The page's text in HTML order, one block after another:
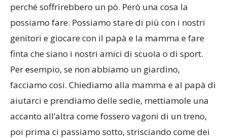
perché soffrirebbero un pò. Però una cosa la
possiamo fare. Possiamo stare di più con i nostri
genitori e giocare con il papà e la mamma e fare
finta che siano i nostri amici di scuola o di sport.
Per esempio, se non abbiamo un giardino,
facciamo cosi. Chiediamo alla mamma e al papà di
aiutarci e prendiamo delle sedie, mettiamole una
accanto all’altra come fossero vagoni di un treno,
poi prima ci passiamo sotto, strisciando come dei